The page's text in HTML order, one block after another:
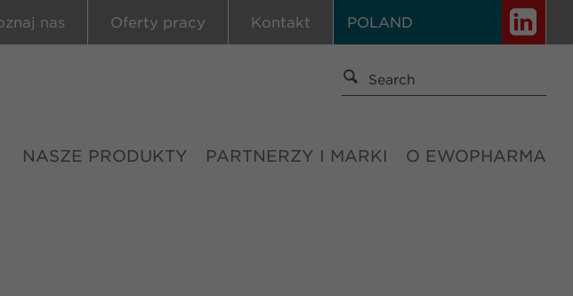
POLAND
nas Oferty pracy Kontakt
NASZE PRODUKTY PARTNERZY I MARKI O EWOPHARMA